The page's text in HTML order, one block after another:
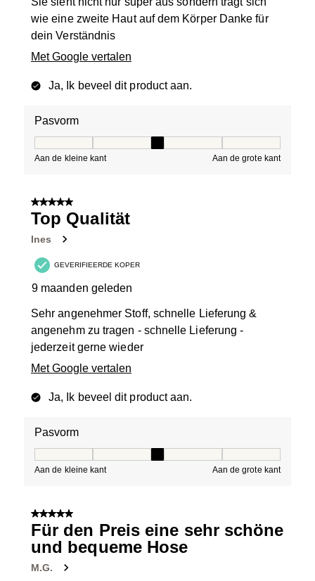
wie eine zweite Haut auf dem Körper Danke für
dein Verständnis
Met Google vertalen
Ja, Ik beveel dit product aan.
Pasvorm
Aan de kleine kant Aan de grote kant
5 van 5 sterren.
Top Qualität
Ines
GEVERIFIEERDE KOPER
9 maanden geleden
Sehr angenehmer Stoff, schnelle Lieferung &
angenehm zu tragen - schnelle Lieferung -
jederzeit gerne wieder
Met Google vertalen
Ja, Ik beveel dit product aan.
Pasvorm
Aan de kleine kant Aan de grote kant
5 van 5 sterren.
Für den Preis eine sehr schöne
und bequeme Hose
M.G.